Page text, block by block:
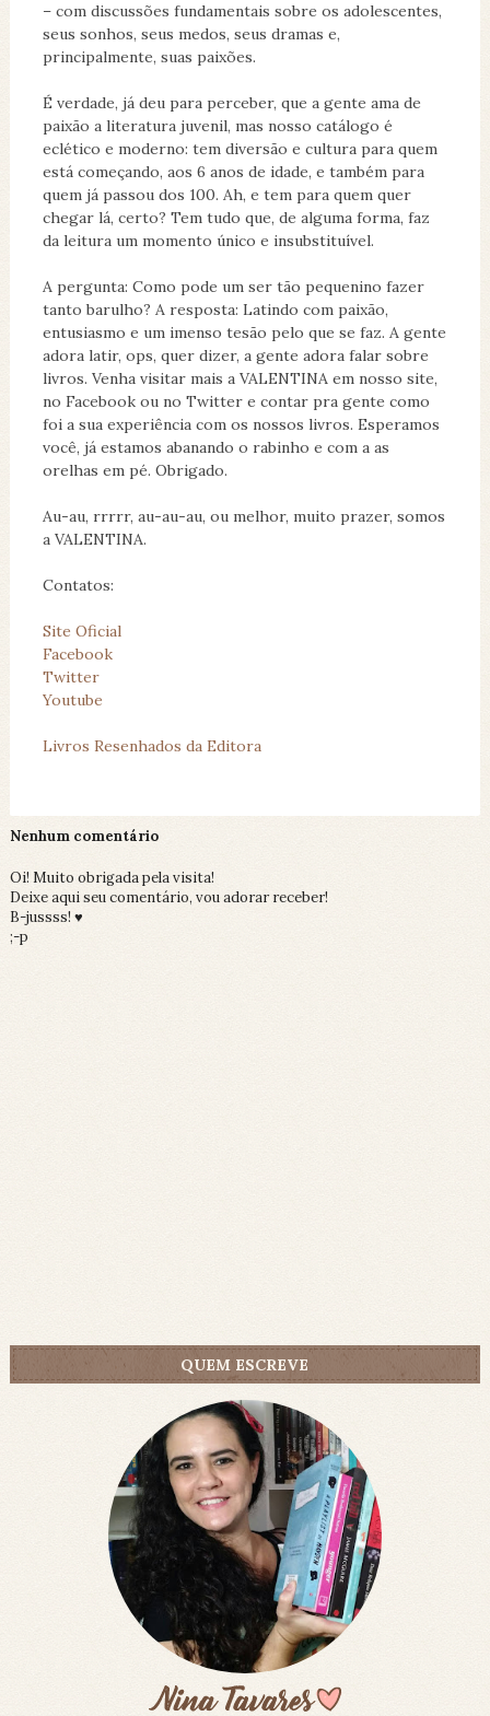
– com discussões fundamentais sobre os adolescentes,
seus sonhos, seus medos, seus dramas e,
principalmente, suas paixões.
É verdade, já deu para perceber, que a gente ama de
paixão a literatura juvenil, mas nosso catálogo é
eclético e moderno: tem diversão e cultura para quem
está começando, aos 6 anos de idade, e também para
quem já passou dos 100. Ah, e tem para quem quer
chegar lá, certo? Tem tudo que, de alguma forma, faz
da leitura um momento único e insubstituível.
A pergunta: Como pode um ser tão pequenino fazer
tanto barulho? A resposta: Latindo com paixão,
entusiasmo e um imenso tesão pelo que se faz. A gente
adora latir, ops, quer dizer, a gente adora falar sobre
livros. Venha visitar mais a VALENTINA em nosso site,
no Facebook ou no Twitter e contar pra gente como
foi a sua experiência com os nossos livros. Esperamos
você, já estamos abanando o rabinho e com a as
orelhas em pé. Obrigado.
Au-au, rrrrr, au-au-au, ou melhor, muito prazer, somos
a VALENTINA.
Contatos:
Site Oficial
Facebook
Twitter
Youtube
Livros Resenhados da Editora
Nenhum comentário
Oi! Muito obrigada pela visita!
Deixe aqui seu comentário, vou adorar receber!
B-jussss! ♥
;-p
QUEM ESCREVE